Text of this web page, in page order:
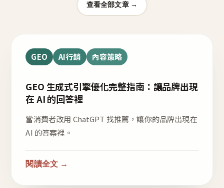
查看全部文章 →
GEO AI行銷 內容策略
GEO 生成式引擎優化完整指南：讓品牌出現
在 AI 的回答裡
當消費者改用 ChatGPT 找推薦，讓你的品牌出現在
AI 的答案裡。
閱讀全文 →